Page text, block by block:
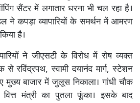
सैंटर में लगातार धरना भी चल रहा है।
ने कपड़ा व्यापारियों के समर्थन में आमरण
है।
ने जीएसटी के विरोध में रोष व्यक्त
रविंद्रपथ, स्वामी दयानंद मार्ग, स्टेशन
मुख्य बाजार में जुलूस निकाला। गांधी चौक
वित्त मंत्री का पुतला फूंका। इसके बाद